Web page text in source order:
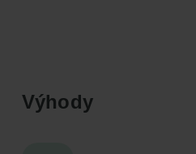
Výhody